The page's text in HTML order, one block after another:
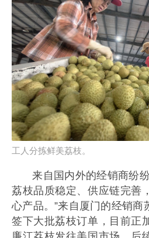
工人分拣鲜美荔枝。
来自国内外的经销商纷
荔枝品质稳定、供应链完善
心产品。”来自厦门的经销商
签下大批荔枝订单，目前正